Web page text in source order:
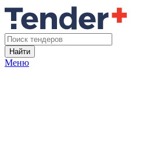
Найти
Меню